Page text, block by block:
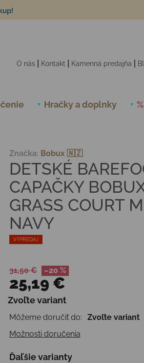
O nás Kontakt Kamenná predajňa
Hračky a doplnky
VÝPREDAJ
DETSKÉ
CAPAČKY
GRASS COURT
NAVY
Značka: Bobux 🇳🇿
31,50 € –20 %
25,19 €
Jednotková cena:
Zvoľte variant
Môžeme doručiť do:
Zvoľte variant
Možnosti doručenia
Ďaľšie varianty